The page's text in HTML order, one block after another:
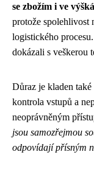
se zbožím i ve
protože spolehlivost
logistického
dokázali s veškerou
Důraz je kladen
kontrola vstupů a
neoprávněným
jsou samozřejmou
odpovídají přísným